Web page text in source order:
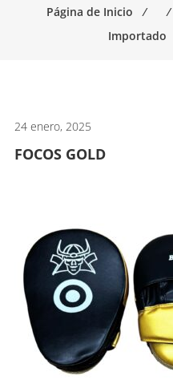
Página de Inicio ⁄ ⁄
Importado
24 enero, 2025
FOCOS GOLD